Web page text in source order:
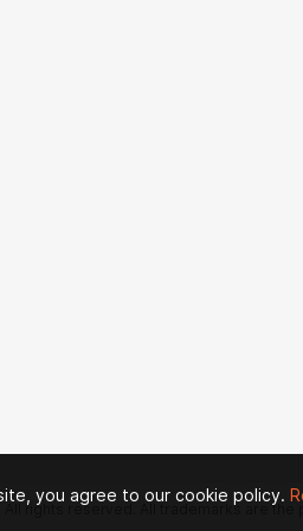
All rights reserved. All trademarks are
you agree to our cookie policy.